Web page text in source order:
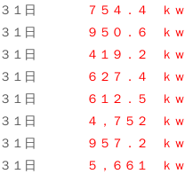
１日
７５４．４ ｋｗ
１日
９５０．６
ｋｗ
３１日
４１９．２ ｋｗ
１日
６２７．４
ｋｗ
１日
６１２．５ ｋｗ
１日
４，７５２ ｋｗ
１日
９５７．２ ｋｗ
１日
５，６６１ ｋｗ